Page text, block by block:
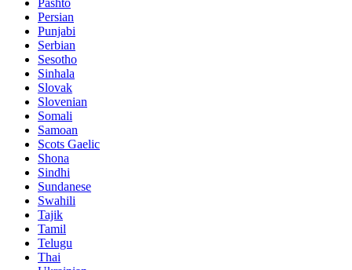
Persian
Punjabi
Serbian
Sesotho
Sinhala
Slovak
Slovenian
Somali
Samoan
Scots Gaelic
Shona
Sindhi
Sundanese
Swahili
Tajik
Tamil
Telugu
Thai